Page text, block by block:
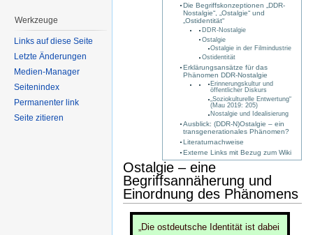
Die Begriffskonzeptionen „DDR-
Nostalgie“, „Ostalgie“ und
„Ostidentität“
DDR-Nostalgie
Ostalgie
Ostalgie in der Filmindustrie
Ostidentität
Erklärungsansätze für das
Phänomen DDR-Nostalgie
Erinnerungskultur und
öffentlicher Diskurs
„Soziokulturelle Entwertung“
(Mau 2019: 205)
Nostalgie und Idealisierung
Ausblick: (DDR-N)Ostalgie – ein
transgenerationales Phänomen?
Literaturnachweise
Externe Links mit Bezug zum Wiki
Ostalgie – eine
Begriffsannäherung und
Einordnung des Phänomens
„Die ostdeutsche Identität ist dabei
Werkzeuge
Links auf diese Seite
Letzte Änderungen
Medien-Manager
Seitenindex
Permanenter link
Seite zitieren